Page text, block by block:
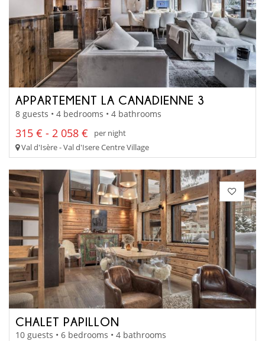
APPARTEMENT LA CANADIENNE 3
8 guests • 4 bedrooms • 4 bathrooms
315 € - 2 058 €
per night
Val d'Isère - Val d'Isere Centre Village
CHALET PAPILLON
10 guests • 6 bedrooms • 4 bathrooms